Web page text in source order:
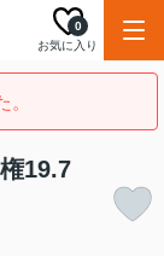
お気に入り
0
19.7